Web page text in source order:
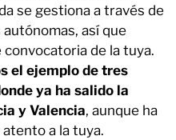
se gestiona a través de
así que
de la tuya.
el ejemplo de tres
ya ha salido la
y Valencia, aunque ha
a la tuya.